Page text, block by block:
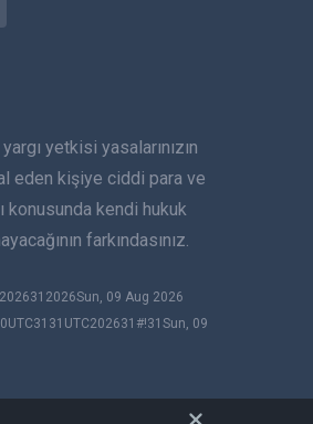
yetkisi yasalarınızın
eden kişiye ciddi para ve
konusunda kendi hukuk
farkındasınız.
09 Aug 2026
09